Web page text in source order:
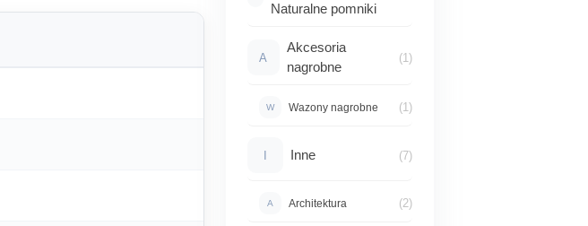
Naturalne pomniki
A
Akcesoria
nagrobne
(1)
W Wazony nagrobne (1)
I Inne (7)
A Architektura (2)